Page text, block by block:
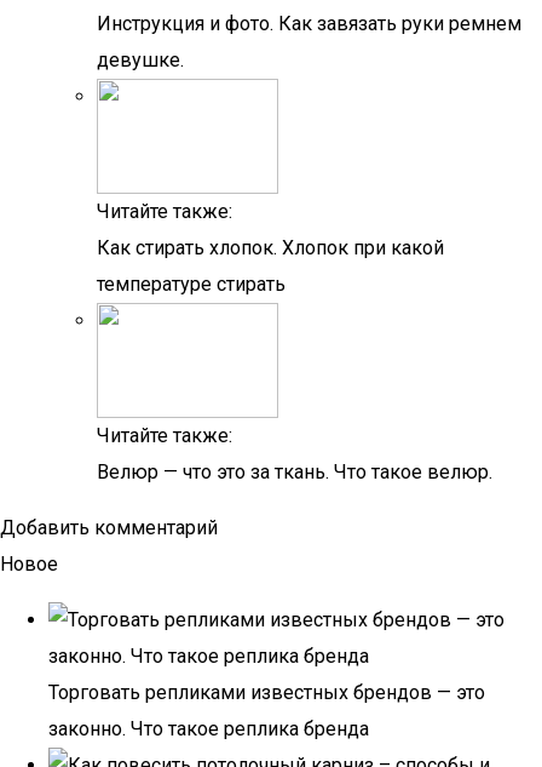
Инструкция и фото. Как завязать руки ремнем
девушке.
Читайте также:
Как стирать хлопок. Хлопок при какой
температуре стирать
Читайте также:
Велюр — что это за ткань. Что такое велюр.
Добавить комментарий
Новое
Торговать репликами известных брендов — это
законно. Что такое реплика бренда